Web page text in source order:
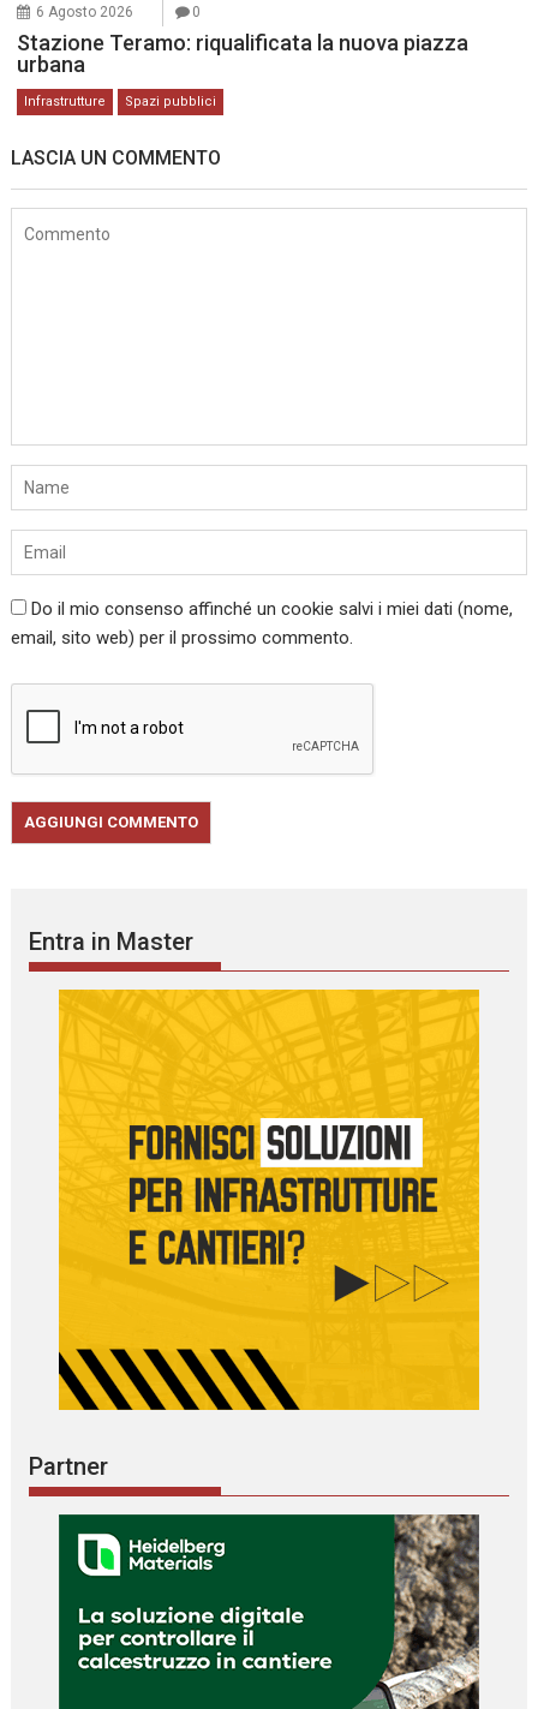
6 Agosto 2026 0
Stazione Teramo: riqualificata la nuova piazza
urbana
Infrastrutture Spazi pubblici
LASCIA UN COMMENTO
Do il mio consenso affinché un cookie salvi i miei dati (nome,
email, sito web) per il prossimo commento.
Entra in Master
Partner